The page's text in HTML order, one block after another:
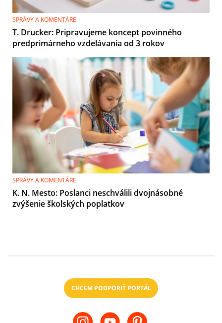
SPRÁVY A KOMENTÁRE
T. Drucker: Pripravujeme koncept povinného
predprimárneho vzdelávania od 3 rokov
SPRÁVY A KOMENTÁRE
K. N. Mesto: Poslanci neschválili dvojnásobné
zvýšenie školských poplatkov
CHCEM PODPORIŤ PORTÁL